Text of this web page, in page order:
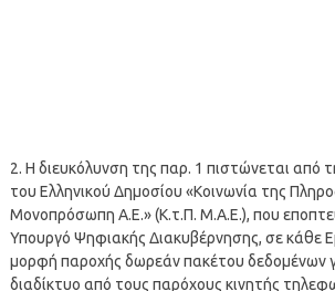
2. Η διευκόλυνση της παρ. 1 πιστώνεται από
του Ελληνικού Δημοσίου «Κοινωνία της
Μονοπρόσωπη Α.Ε.» (Κ.τ.Π. Μ.Α.Ε.), που
Υπουργό Ψηφιακής Διακυβέρνησης, σε κάθε
μορφή παροχής δωρεάν πακέτου δεδομένων
διαδίκτυο από τους παρόχους κινητής